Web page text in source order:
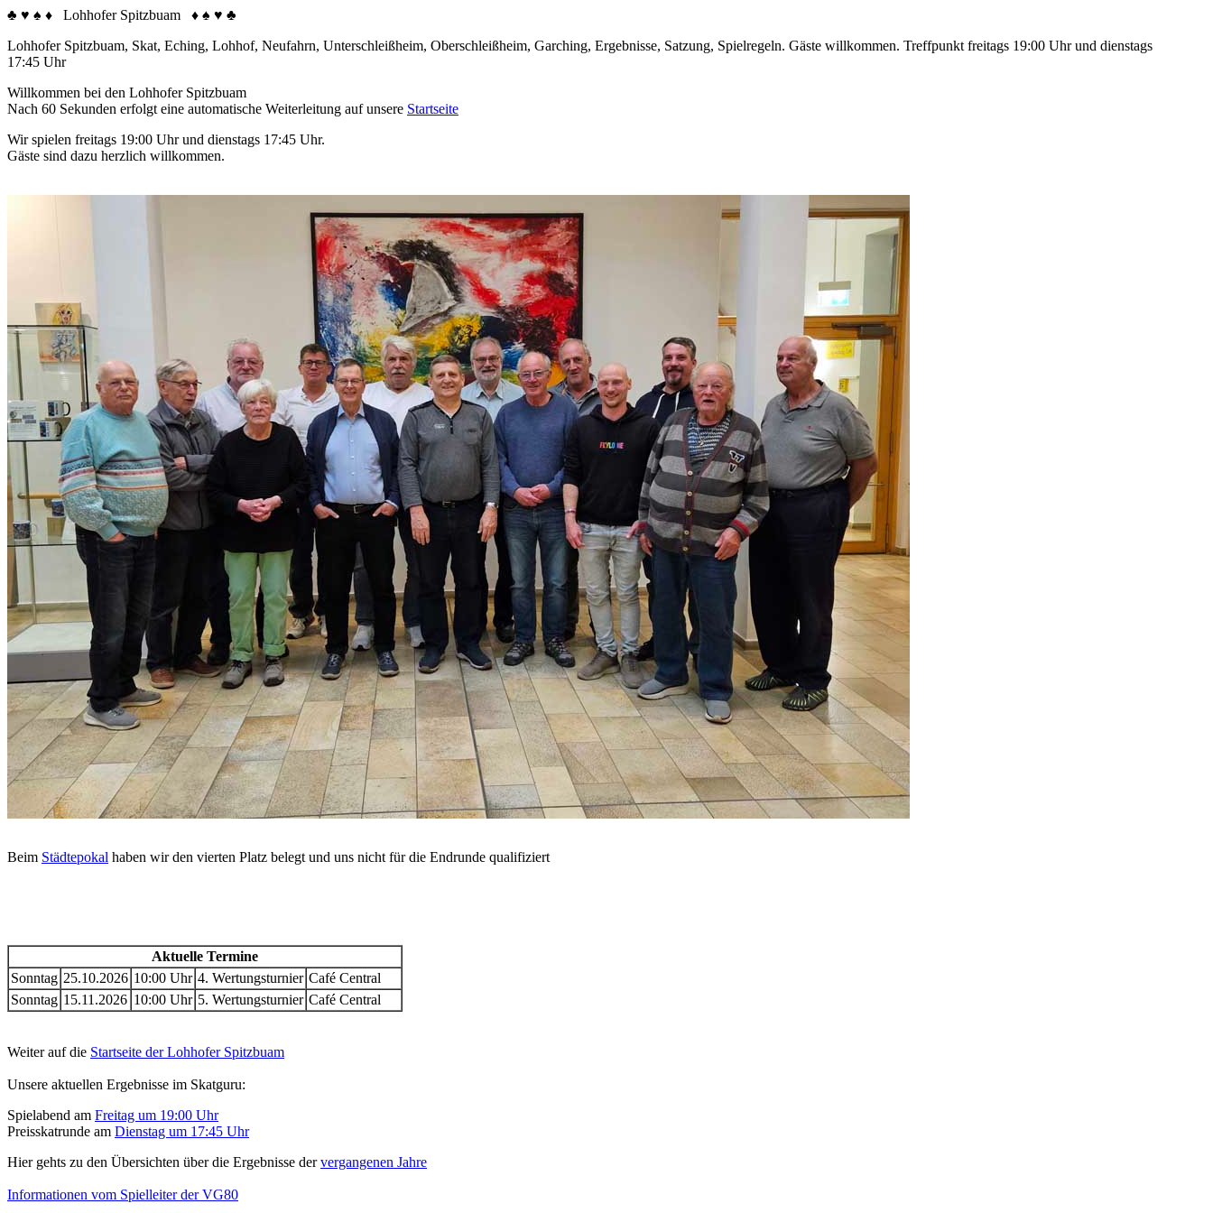
♣ ♥ ♠ ♦ Lohhofer Spitzbuam ♦ ♠ ♥ ♣
Lohhofer Spitzbuam, Skat, Eching, Lohhof, Neufahrn, Unterschleißheim, Oberschleißheim, Garching, Ergebnisse, Satzung, Spielregeln. Gäste willkommen. Treffpunkt freitags 19:00 Uhr und dienstags
17:45 Uhr
Willkommen bei den Lohhofer Spitzbuam
Nach 60 Sekunden erfolgt eine automatische Weiterleitung auf unsere Startseite
Wir spielen freitags 19:00 Uhr und dienstags 17:45 Uhr.
Gäste sind dazu herzlich willkommen.
Beim Städtepokal haben wir den vierten Platz belegt und uns nicht für die Endrunde qualifiziert
Aktuelle Termine
Sonntag 25.10.2026 10:00 Uhr 4. Wertungsturnier Café Central
Sonntag 15.11.2026 10:00 Uhr 5. Wertungsturnier Café Central
Weiter auf die Startseite der Lohhofer Spitzbuam
Unsere aktuellen Ergebnisse im Skatguru:
Spielabend am Freitag um 19:00 Uhr
Preisskatrunde am Dienstag um 17:45 Uhr
Hier gehts zu den Übersichten über die Ergebnisse dervergangenen Jahre
Informationen vom Spielleiter der VG80